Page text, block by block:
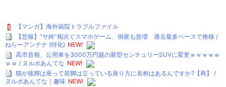
【マンガ】海外病院トラブルファイル
【悲報】”サ終”相次ぐスマホゲーム、倒産も急増 過去最多ペースで推移 /
ねらーアンテナ (特化) NEW!
高市首相、公用車を3000万円超の新型センチュリーSUVに変更ｗｗｗｗｗ
ｗｗ / ヌルポあんてな NEW!
猫が後脚は座って前脚は立っている座り方に名称はあるんですか?【再】 /
ヌルポあんてな｜趣味 NEW!